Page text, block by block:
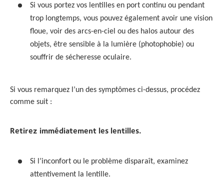
Si vous portez vos lentilles en port continu ou pendant
trop longtemps, vous pouvez également avoir une vision
floue, voir des arcs-en-ciel ou des halos autour des
objets, être sensible à la lumière (photophobie) ou
souffrir de sécheresse oculaire.
Si vous remarquez l’un des symptômes ci-dessus, procédez
comme suit :
Retirez immédiatement les lentilles.
Si l’inconfort ou le problème disparaît, examinez
attentivement la lentille.